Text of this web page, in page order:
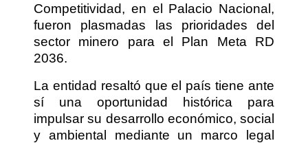
Competitividad, en el Palacio Nacional,
fueron plasmadas las prioridades del
sector minero para el Plan Meta RD
2036.
La entidad resaltó que el país tiene ante
sí una oportunidad histórica para
impulsar su desarrollo económico, social
y ambiental mediante un marco legal